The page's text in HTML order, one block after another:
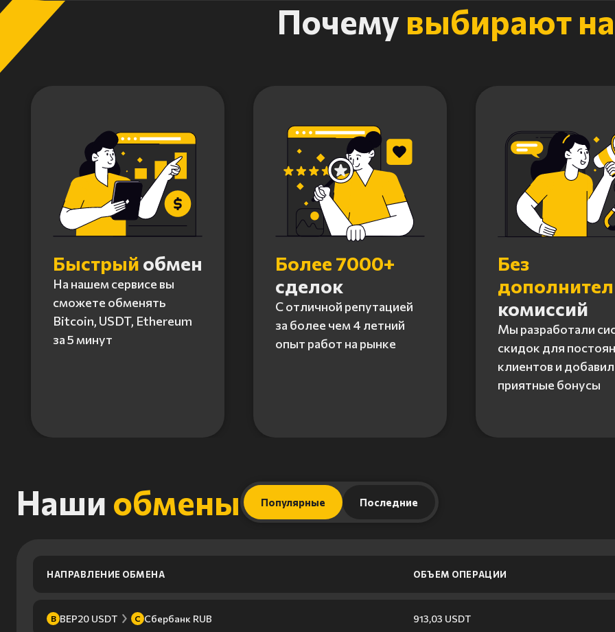
3
Почему выбирают
Быстрый обмен
На нашем сервисе вы
сможете обменять
Bitcoin, USDT, Ethereum
за 5 минут
Более 7000+
сделок
С отличной репутацией
за более чем 4 летний
опыт работ на рынке
Без
комиссий
Мы разработали
скидок для
клиентов и
приятные бонусы
Наши обмены Популярные Последние
НАПРАВЛЕНИЕ ОБМЕНА ОБЪЕМ ОПЕРАЦИИ
B BEP20 USDT С Сбербанк RUB 913,03 USDT